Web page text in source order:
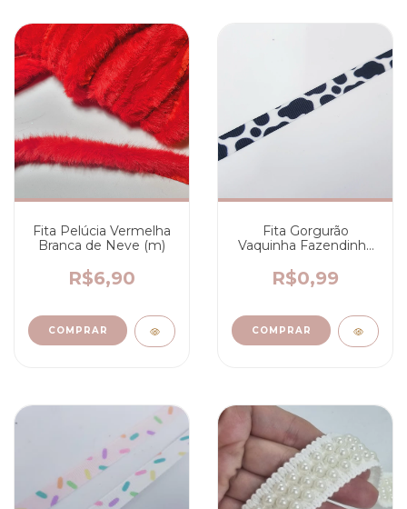
Fita Pelúcia Vermelha
Branca de Neve (m)
R$6,90
Fita Gorgurão
Vaquinha Fazendinha
R$0,99